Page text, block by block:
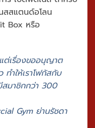
สสแตนด์อโลน
Box หรือ
ต่เรื่องขออนุญาต
ำให้เราโฟกัสกับ
สมาชิกกว่า 300
Gym ย่านรัชดา